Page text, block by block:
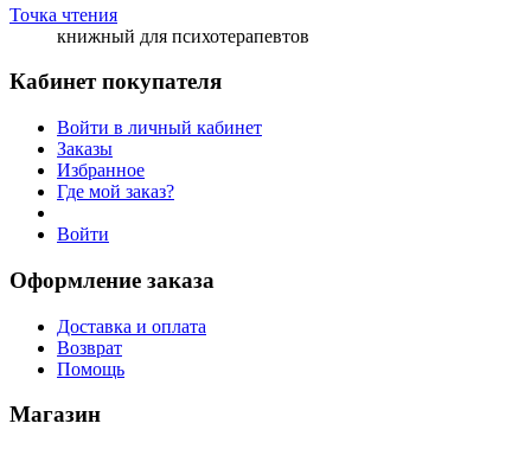
Точка чтения
книжный для психотерапевтов
Кабинет покупателя
Войти в личный кабинет
Заказы
Избранное
Где мой заказ?
Войти
Оформление заказа
Доставка и оплата
Возврат
Помощь
Магазин